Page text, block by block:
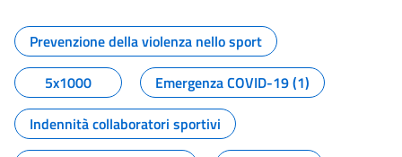
Tutti i contenuti della pagina
Prevenzione della violenza nello sport
5x1000
Emergenza COVID-19 (1)
Indennità collaboratori sportivi